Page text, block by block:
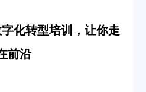
化转型培训，让你走
前沿